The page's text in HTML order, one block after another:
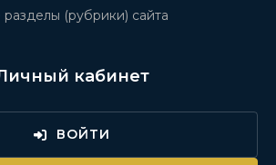
разделы (рубрики) сайта
кабинет
ВОЙТИ